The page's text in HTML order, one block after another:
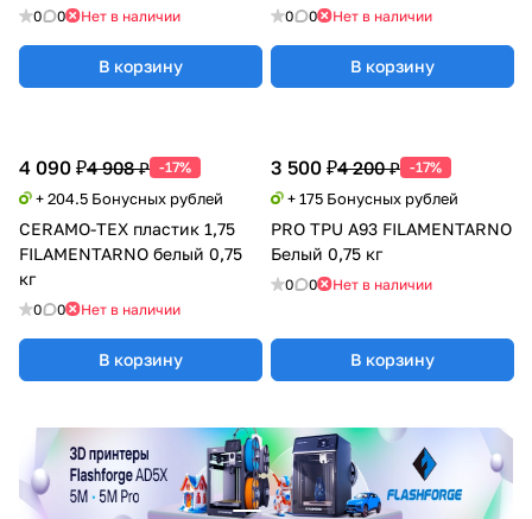
0 0 Нет в наличии
В корзину
0 0 Нет в наличии
В корзину
4 090 ₽4 908 ₽ -17%
+ 204.5 Бонусных рублей
CERAMO-TEX пластик 1,75
FILAMENTARNO белый 0,75
кг
0 0 Нет в наличии
В корзину
3 500 ₽4 200 ₽ -17%
+ 175 Бонусных рублей
PRO TPU A93 FILAMENTARNO
Белый 0,75 кг
0 0 Нет в наличии
В корзину